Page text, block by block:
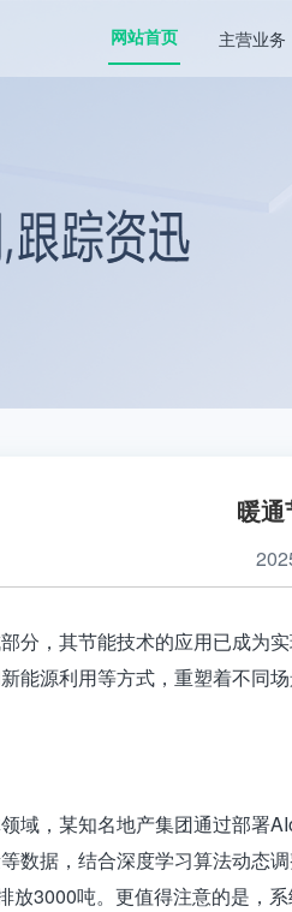
网站首页 主营业务
暖
分，其节能技术的应用已成为
能源利用等方式，重塑着不同
域，某知名地产集团通过部署
数据，结合深度学习算法动态
放3000吨。更值得注意的是，